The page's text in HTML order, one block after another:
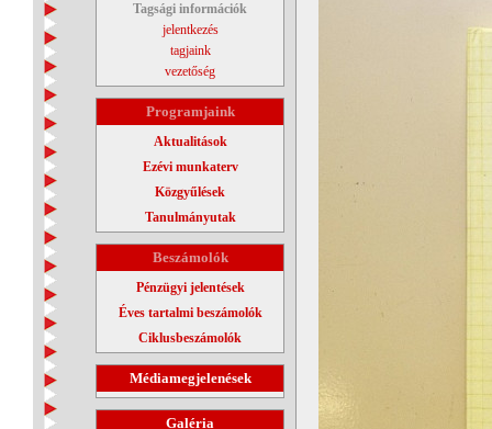
Tagsági információk
jelentkezés
tagjaink
vezetőség
Programjaink
Aktualitások
Ezévi munkaterv
Közgyűlések
Tanulmányutak
Beszámolók
Pénzügyi jelentések
Éves tartalmi beszámolók
Ciklusbeszámolók
Médiamegjelenések
Galéria